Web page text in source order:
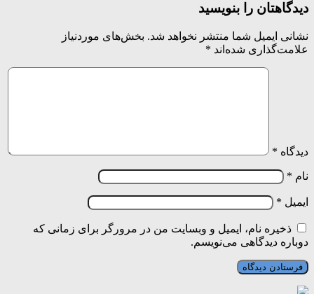
دیدگاهتان را بنویسید
نشانی ایمیل شما منتشر نخواهد شد. بخش‌های موردنیاز
علامت‌گذاری شده‌اند *
دیدگاه *
نام *
ایمیل *
ذخیره نام، ایمیل و وبسایت من در مرورگر برای زمانی که
دوباره دیدگاهی می‌نویسم.